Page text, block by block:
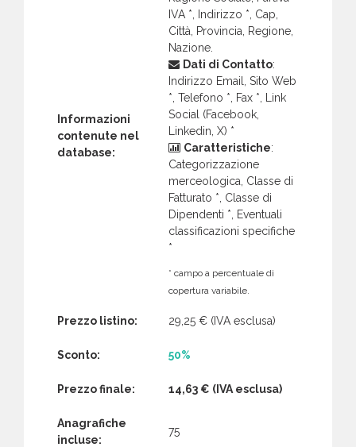
Informazioni
contenute nel
database:
IVA *, Indirizzo *, Cap,
Città, Provincia, Regione,
Nazione.
Dati di Contatto:
Indirizzo Email, Sito Web
*, Telefono *, Fax *, Link
Social (Facebook,
Linkedin, X) *
Caratteristiche:
Categorizzazione
merceologica, Classe di
Fatturato *, Classe di
Dipendenti *, Eventuali
classificazioni specifiche
*
* campo a percentuale di
copertura variabile.
Prezzo listino: 29,25 € (IVA esclusa)
Sconto: 50%
Prezzo finale: 14,63 € (IVA esclusa)
Anagrafiche
incluse:
75